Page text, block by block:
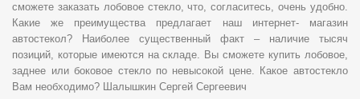
сможете заказать лобовое стекло, что, согласитесь, очень удобно.
Какие же преимущества предлагает наш интернет- магазин
автостекол? Наиболее существенный факт – наличие тысяч
позиций, которые имеются на складе. Вы сможете купить лобовое,
заднее или боковое стекло по невысокой цене. Какое автостекло
Вам необходимо? Шалышкин Сергей Сергеевич